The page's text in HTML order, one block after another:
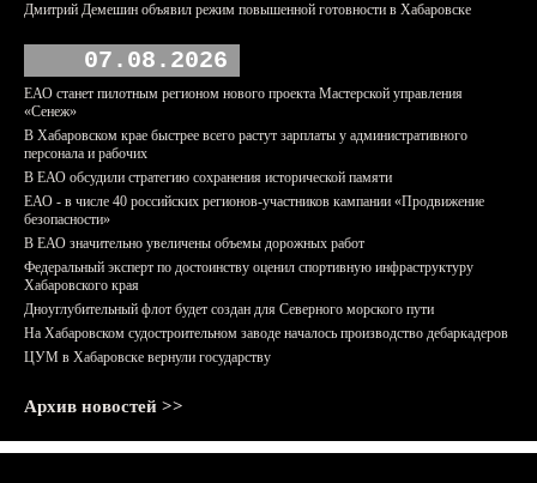
Дмитрий Демешин объявил режим повышенной готовности в Хабаровске
07.08.2026
ЕАО станет пилотным регионом нового проекта Мастерской управления
«Сенеж»
В Хабаровском крае быстрее всего растут зарплаты у административного
персонала и рабочих
В ЕАО обсудили стратегию сохранения исторической памяти
ЕАО - в числе 40 российских регионов-участников кампании «Продвижение
безопасности»
В ЕАО значительно увеличены объемы дорожных работ
Федеральный эксперт по достоинству оценил спортивную инфраструктуру
Хабаровского края
Дноуглубительный флот будет создан для Северного морского пути
На Хабаровском судостроительном заводе началось производство дебаркадеров
ЦУМ в Хабаровске вернули государству
Архив новостей >>